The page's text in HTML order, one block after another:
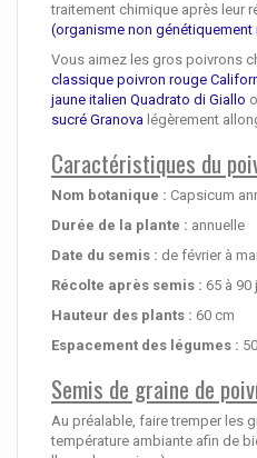
traitement chimique après leur
(organisme non génétiquement
Vous aimez les gros poivrons
classique poivron rouge
jaune italien Quadrato di Giallo
sucré Granova légèrement
Caractéristiques du
Nom botanique : Capsicum
Durée de la plante : annuelle
Date du semis : de février à
Récolte après semis : 65 à 90
Hauteur des plants : 60 cm
Espacement des légumes :
Semis de graine de
Au préalable, faire tremper les
température ambiante afin de